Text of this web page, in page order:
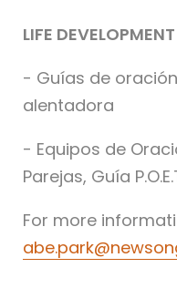
LIFE DEVELOPMENT
- Guías de
alentadora
- Equipos de
Parejas, Guía
For more